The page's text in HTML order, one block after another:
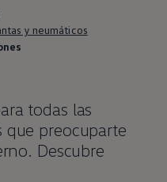
y neumáticos
todas las
que preocuparte
Descubre